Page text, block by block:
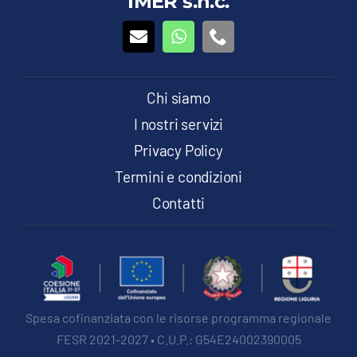
possono
essere
scelte
nella
del
prodotto
Chi siamo
I nostri servizi
Privacy Policy
Termini e condizioni
Contatti
Spesa cofinanziata con le risorse programma regionale
FESR 2021-2027 • C.U.P.: G54E24002390005